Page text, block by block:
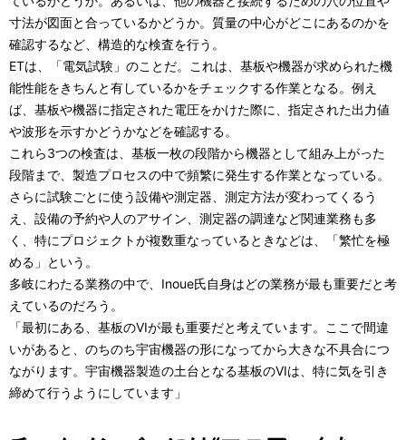
寸法が図面と合っているかどうか。質量の中心がどこにあるのかを
確認するなど、構造的な検査を行う。
ETは、「電気試験」のことだ。これは、基板や機器が求められた機
能性能をきちんと有しているかをチェックする作業となる。例え
ば、基板や機器に指定された電圧をかけた際に、指定された出力値
や波形を示すかどうかなどを確認する。
これら3つの検査は、基板一枚の段階から機器として組み上がった
段階まで、製造プロセスの中で頻繁に発生する作業となっている。
さらに試験ごとに使う設備や測定器、測定方法が変わってくるう
え、設備の予約や人のアサイン、測定器の調達など関連業務も多
く、特にプロジェクトが複数重なっているときなどは、「繁忙を極
める」という。
多岐にわたる業務の中で、Inoue氏自身はどの業務が最も重要だと考
えているのだろう。
「最初にある、基板のVIが最も重要だと考えています。ここで間違
いがあると、のちのち宇宙機器の形になってから大きな不具合につ
ながります。宇宙機器製造の土台となる基板のVIは、特に気を引き
締めて行うようにしています」